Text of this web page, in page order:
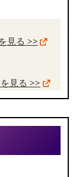
見る >>
見る >>